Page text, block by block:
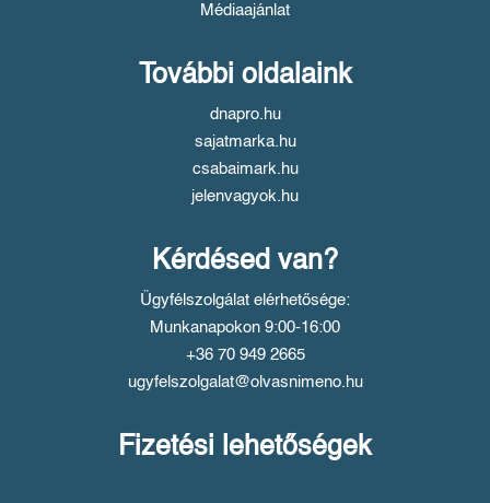
Médiaajánlat
További oldalaink
dnapro.hu
sajatmarka.hu
csabaimark.hu
jelenvagyok.hu
Kérdésed van?
Ügyfélszolgálat elérhetősége:
Munkanapokon 9:00-16:00
+36 70 949 2665
ugyfelszolgalat@olvasnimeno.hu
Fizetési lehetőségek